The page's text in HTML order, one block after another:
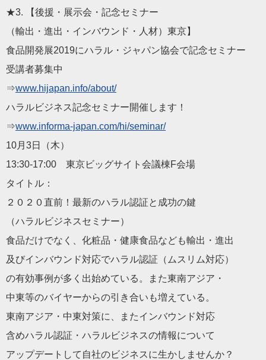
★3. 【後援・展示会・記念セミナー
（輸出・進出・インバウンド・人材）東京】
食品開発展2019にハラル・ジャパン協会で記念セミナー
受講者募集中
⇒www.hijapan.info/about/
ハラルビジネス記念セミナー開催します！
⇒www.informa-japan.com/hi/seminar/
10月3日（木）
13:30-17:00 東京ビッグサイト会議棟F会場
タイトル：
２０２０直前！最新のハラル認証と成功の鍵
（ハラルビジネスセミナー）
食品だけでなく、化粧品・健康食品なども輸出・進出
及びインバウンド対応でハラル認証（ムスリム対応）
の有効事例が多く出始めている。また東南アジア・
中東等のバイヤーからの引き合いも増えている。
東南アジア・中東対策に、またインバウンド対応
含めハラル認証・ハラルビジネスの情報について
アップデートして自社のビジネスに生かしませんか？